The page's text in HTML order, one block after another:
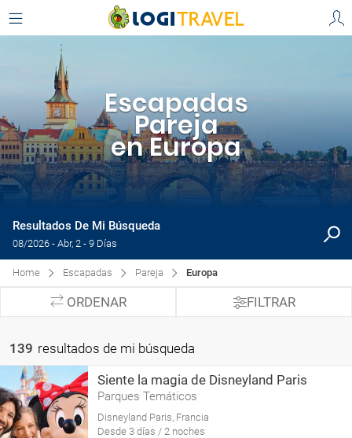
Escapadas
Pareja
en Europa
Resultados De Mi Búsqueda
08/2026 - Abr, 2 - 9 Días
Home Escapadas Pareja Europa
ORDENAR FILTRAR
139 resultados de mi búsqueda
Siente la magia de Disneyland Paris
Parques Temáticos
Disneyland Paris, Francia
Desde 3 días / 2 noches